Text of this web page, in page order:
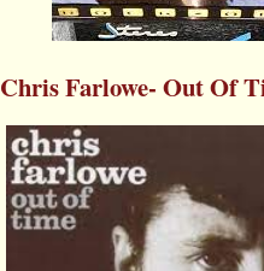
Chris Farlowe- Out Of